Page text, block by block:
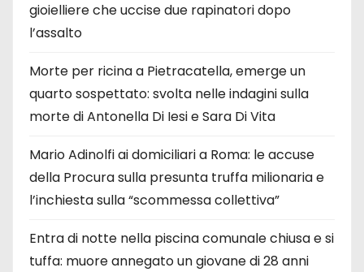
gioielliere che uccise due rapinatori dopo
l’assalto
Morte per ricina a Pietracatella, emerge un
quarto sospettato: svolta nelle indagini sulla
morte di Antonella Di Iesi e Sara Di Vita
Mario Adinolfi ai domiciliari a Roma: le accuse
della Procura sulla presunta truffa milionaria e
l’inchiesta sulla “scommessa collettiva”
Entra di notte nella piscina comunale chiusa e si
tuffa: muore annegato un giovane di 28 anni